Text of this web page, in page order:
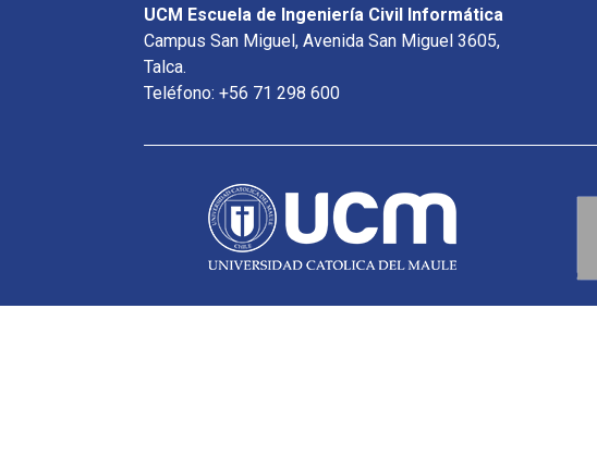
UCM Escuela de Ingeniería Civil Informática
Campus San Miguel, Avenida San Miguel 3605,
Talca.
Teléfono: +56 71 298 600